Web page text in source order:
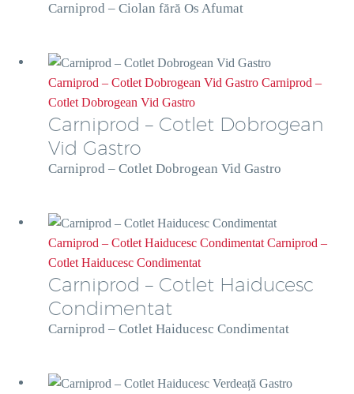
Carniprod – Ciolan fără Os Afumat
Carniprod – Cotlet Dobrogean Vid Gastro Carniprod –
Cotlet Dobrogean Vid Gastro
Carniprod – Cotlet Dobrogean
Vid Gastro
Carniprod – Cotlet Dobrogean Vid Gastro
Carniprod – Cotlet Haiducesc Condimentat Carniprod –
Cotlet Haiducesc Condimentat
Carniprod – Cotlet Haiducesc
Condimentat
Carniprod – Cotlet Haiducesc Condimentat